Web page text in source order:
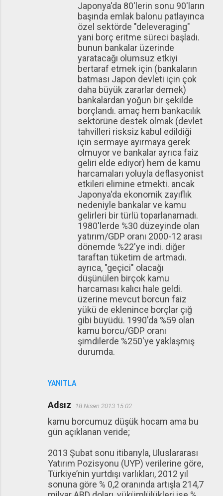
YANITLA
Japonya'da 80'lerin sonu 90'ların
başında emlak balonu patlayınca
özel sektörde "deleveraging"
yani borç eritme süreci başladı.
bunun bankalar üzerinde
yaratacağı olumsuz etkiyi
bertaraf etmek için (bankaların
batması Japon devleti için çok
daha büyük zararlar demek)
bankalardan yoğun bir şekilde
borçlandı. amaç hem bankacılık
sektörüne destek olmak (devlet
tahvilleri risksiz kabul edildiği
için sermaye ayırmaya gerek
olmuyor ve bankalar ayrıca faiz
geliri elde ediyor) hem de kamu
harcamaları yoluyla deflasyonist
etkileri elimine etmekti. ancak
Japonya'da ekonomik zayıflık
nedeniyle bankalar ve kamu
gelirleri bir türlü toparlanamadı.
1980'lerde %30 düzeyinde olan
yatırım/GDP oranı 2000-12 arası
dönemde %22'ye indi. diğer
taraftan tüketim de artmadı.
ayrıca, "geçici" olacağı
düşünülen birçok kamu
harcaması kalıcı hale geldi.
üzerine mevcut borcun faiz
yükü de eklenince borçlar çığ
gibi büyüdü. 1990'da %59 olan
kamu borcu/GDP oranı
şimdilerde %250'ye yaklaşmış
durumda.
Adsız 18 Nisan 2013 15:02
kamu borcumuz düşük hocam ama bu
gün açıklanan veride;
2013 Şubat sonu itibarıyla, Uluslararası
Yatırım Pozisyonu (UYP) verilerine göre,
Türkiye’nin yurtdışı varlıkları, 2012 yıl
sonuna göre % 0,2 oranında artışla 214,7